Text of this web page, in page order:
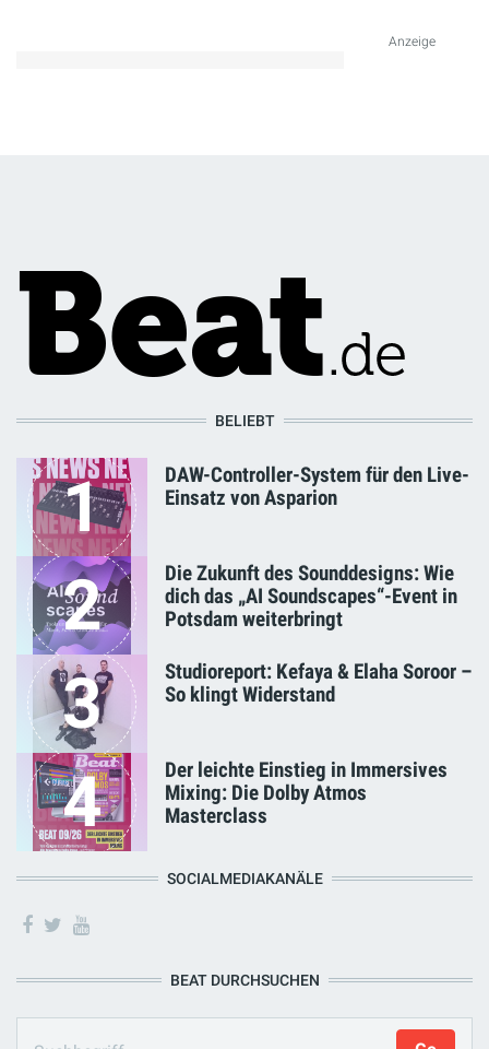
Anzeige
BELIEBT
1
DAW-Controller-System für den Live-
Einsatz von Asparion
2
Die Zukunft des Sounddesigns: Wie
dich das „AI Soundscapes“-Event in
Potsdam weiterbringt
3
Studioreport: Kefaya & Elaha Soroor –
So klingt Widerstand
4
Der leichte Einstieg in Immersives
Mixing: Die Dolby Atmos
Masterclass
SOCIALMEDIAKANÄLE
BEAT DURCHSUCHEN